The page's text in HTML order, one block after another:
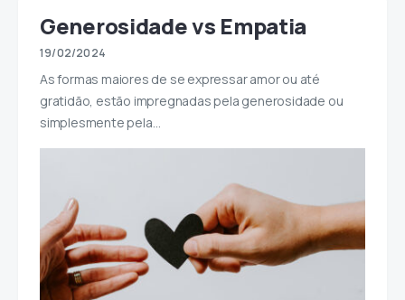
Generosidade vs Empatia
19/02/2024
As formas maiores de se expressar amor ou até
gratidão, estão impregnadas pela generosidade ou
simplesmente pela…